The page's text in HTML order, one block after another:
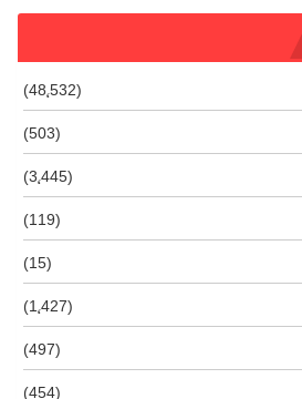
(48٬532)
(503)
(3٬445)
(119)
(15)
(1٬427)
(497)